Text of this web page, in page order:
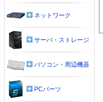
ネットワーク
サーバ・ストレージ
パソコン・周辺機器
PCパーツ